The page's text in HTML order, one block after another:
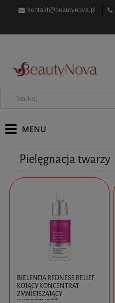
kontakt@beautynova.pl
Pielęgnacja twarzy
BIELENDA REDNESS RELIEF
KOJĄCY KONCENTRAT
ZMNIEJSZAJĄCY